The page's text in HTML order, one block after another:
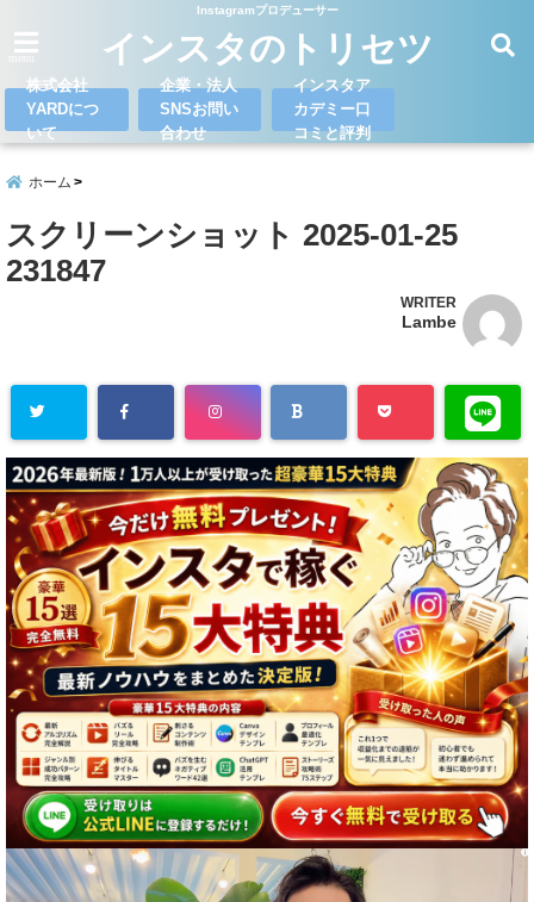
Instagramプロデューサー
インスタのトリセツ
株式会社
YARDにつ
いて
企業・法人
SNSお問い
合わせ
インスタア
カデミー口
コミと評判
ホーム
スクリーンショット 2025-01-25
231847
WRITER
Lambe